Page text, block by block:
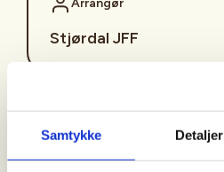
Samtykke Detaljer
Arrangør
Stjørdal JFF
sjffung@outlook.com